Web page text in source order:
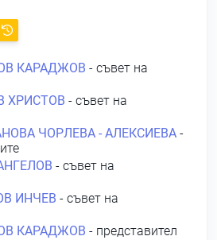
КАРАДЖОВ - съвет на
ХРИСТОВ - съвет на
ЧОРЛЕВА - АЛЕКСИЕВА -
- съвет на
ИНЧЕВ - съвет на
КАРАДЖОВ - представител